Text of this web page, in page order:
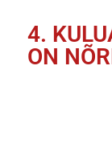
4.
ON